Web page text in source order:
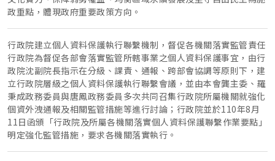
政重點，體現政府重要政策方向。
行政院建立個人資料保護執行聯繫機制，督促各機關落實監管責任
行政院為督促各部會落實監管所轄事業之個人資料保護事宜，由行
政院沈副院長指示在分級、課責、通報、跨部會協調等原則下，建
立行政院層級之個人資料保護執行聯繫會議，並由本會龔主委、羅
秉成政務委員與唐鳳政務委員多次共同召集行政院所屬機關就強化
個資外洩通報及相關監管措施等進行討論；行政院並於110年8月
11日函頒「行政院及所屬各機關落實個人資料保護聯繫作業要點」
明定強化監管措施，要求各機關落實執行。